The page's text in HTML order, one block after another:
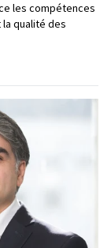
les compétences
qualité des